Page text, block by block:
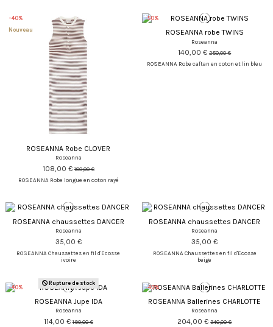
-40%
Nouveau
ROSEANNA Robe CLOVER
Roseanna
108,00 €180,00 €
ROSEANNA Robe longue en coton rayé
-50%
ROSEANNA robe TWINS
Roseanna
140,00 €280,00 €
ROSEANNA Robe caftan en coton et lin bleu
ROSEANNA chaussettes DANCER
Roseanna
35,00 €
ROSEANNA Chaussettes en fil d'Ecosse
ivoire
ROSEANNA chaussettes DANCER
Roseanna
35,00 €
ROSEANNA Chaussettes en fil d'Ecosse
beige
-40%
Rupture de stock
ROSEANNA Jupe IDA
Roseanna
114,00 €190,00 €
-40%
ROSEANNA Ballerines CHARLOTTE
Roseanna
204,00 €340,00 €